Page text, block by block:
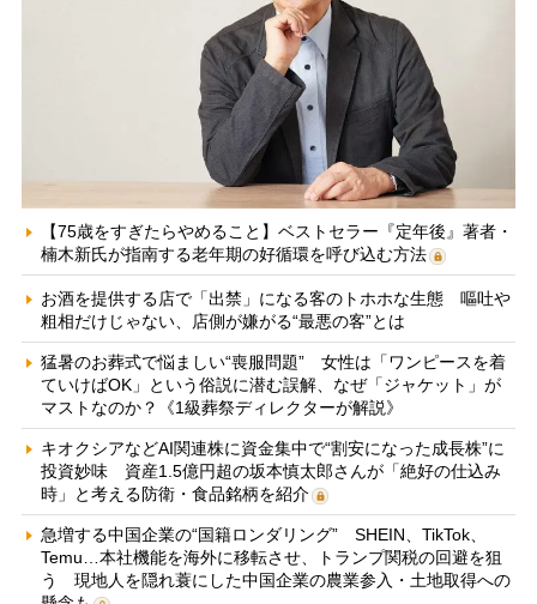
【75歳をすぎたらやめること】ベストセラー『定年後』著者・
楠木新氏が指南する老年期の好循環を呼び込む方法
お酒を提供する店で「出禁」になる客のトホホな生態 嘔吐や
粗相だけじゃない、店側が嫌がる“最悪の客”とは
猛暑のお葬式で悩ましい“喪服問題” 女性は「ワンピースを着
ていけばOK」という俗説に潜む誤解、なぜ「ジャケット」が
マストなのか？《1級葬祭ディレクターが解説》
キオクシアなどAI関連株に資金集中で“割安になった成長株”に
投資妙味 資産1.5億円超の坂本慎太郎さんが「絶好の仕込み
時」と考える防衛・食品銘柄を紹介
急増する中国企業の“国籍ロンダリング” SHEIN、TikTok、
Temu…本社機能を海外に移転させ、トランプ関税の回避を狙
う 現地人を隠れ蓑にした中国企業の農業参入・土地取得への